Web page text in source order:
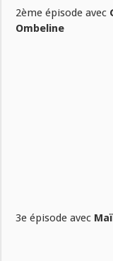
2ème épisode avec
Ombeline
3e épisode avec